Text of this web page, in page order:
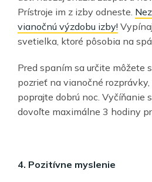
Prístroje im z izby odneste.
vianočnú výzdobu izby!
svetielka, ktoré pôsobia na
Pred spaním sa určite môžete
pozrieť na vianočné
poprajte dobrú noc. Vyčíňanie
dovoľte maximálne 3 hodiny
4. Pozitívne myslenie